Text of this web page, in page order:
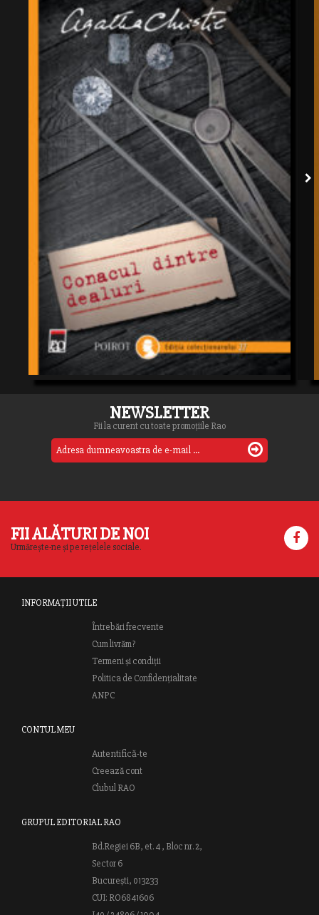
NEWSLETTER
Fii la curent cu toate promoțiile Rao
FII ALĂTURI DE NOI
Urmărește-ne și pe rețelele sociale.
INFORMAȚII UTILE
Întrebări frecvente
Cum livrăm?
Termeni și condiții
Politica de Confidențialitate
ANPC
CONTUL MEU
Autentifică-te
Creează cont
Clubul RAO
GRUPUL EDITORIAL RAO
Bd.Regiei 6B, et. 4 , Bloc nr. 2,
Sector 6
București, 013233
CUI: RO6841606